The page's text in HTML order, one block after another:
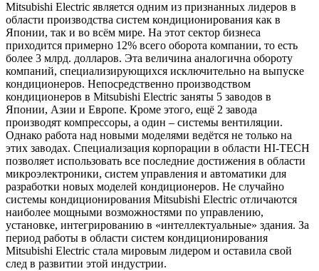
Mitsubishi Electric является одним из признанных лидеров в
области производства систем кондиционирования как в
Японии, так и во всём мире. На этот сектор бизнеса
приходится примерно 12% всего оборота компании, то есть
более 3 млрд. долларов. Эта величина аналогична обороту
компаний, специализирующихся исключительно на выпуске
кондиционеров. Непосредственно производством
кондиционеров в Mitsubishi Electric заняты 5 заводов в
Японии, Азии и Европе. Кроме этого, ещё 2 завода
производят компрессоры, а один – системы вентиляции.
Однако работа над новыми моделями ведётся не только на
этих заводах. Специализация корпорации в области HI-TECH
позволяет использовать все последние достижения в области
микроэлектроники, систем управления и автоматики для
разработки новых моделей кондиционеров. Не случайно
системы кондиционирования Mitsubishi Electric отличаются
наиболее мощными возможностями по управлению,
установке, интегрированию в «интеллектуальные» здания. За
период работы в области систем кондиционирования
Mitsubishi Electric стала мировым лидером и оставила свой
след в развитии этой индустрии.